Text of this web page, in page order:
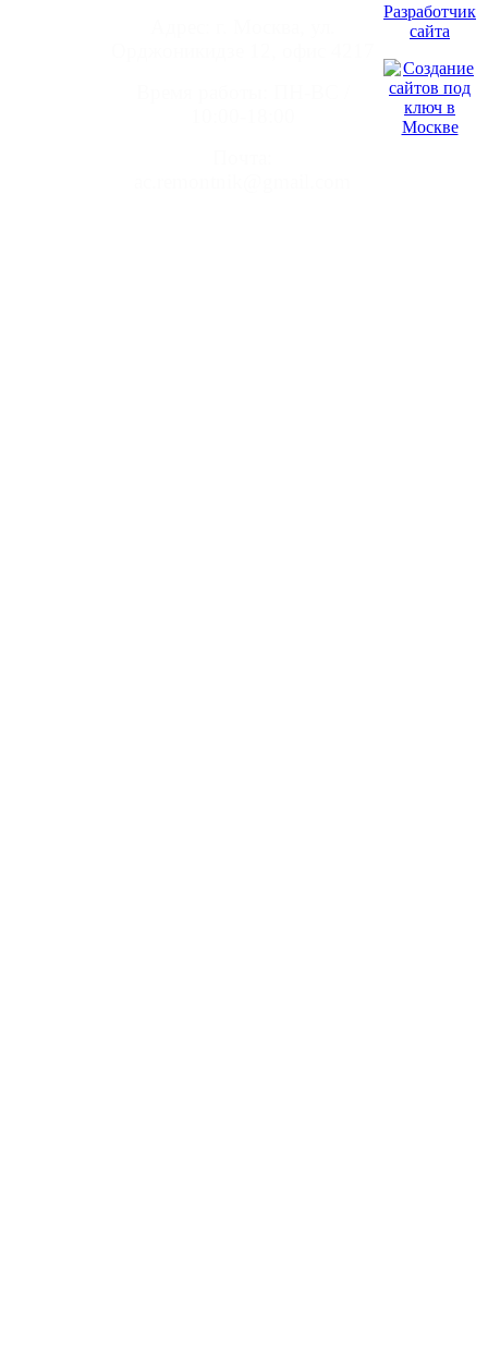
Разработчик
сайта